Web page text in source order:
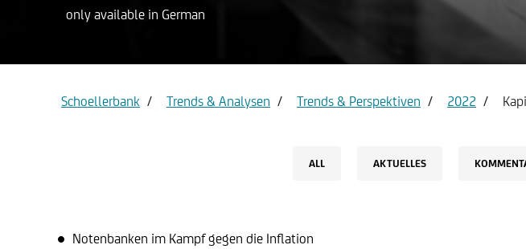
only available in German
Schoellerbank Trends & Analysen Trends & Perspektiven 2022
ALL AKTUELLES
Notenbanken im Kampf gegen die Inflation